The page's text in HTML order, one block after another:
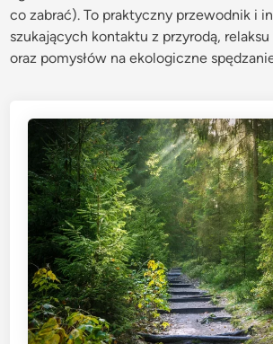
co zabrać). To praktyczny przewodnik i
szukających kontaktu z przyrodą, relaksu
oraz pomysłów na ekologiczne